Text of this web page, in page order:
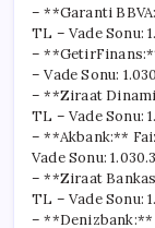
– **Garanti
TL – Vade Sonu:
–
– Vade Sonu:
– **Ziraat
TL – Vade Sonu:
– **Akbank:**
Vade Sonu:
– **Ziraat
TL – Vade Sonu:
– **Denizbank:**